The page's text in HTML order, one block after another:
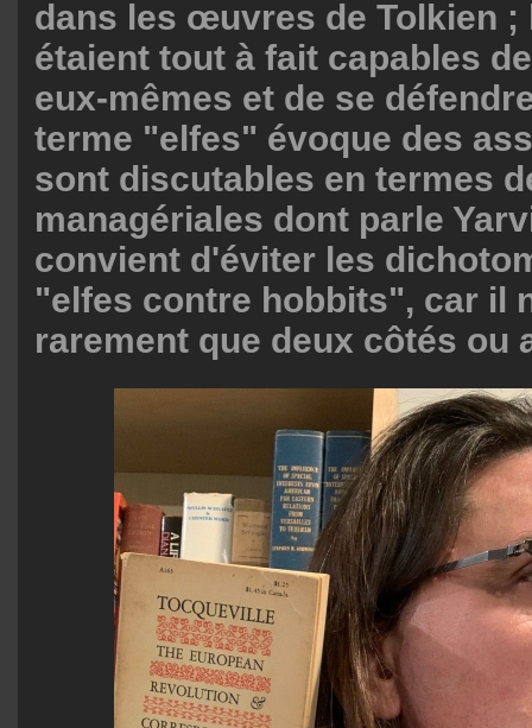
dans les œuvres de Tolkien ;
étaient tout à fait capables
eux-mêmes et de se
terme "elfes" évoque des
sont discutables en termes
managériales dont parle
convient d'éviter les
"elfes contre hobbits", car il
rarement que deux côtés ou